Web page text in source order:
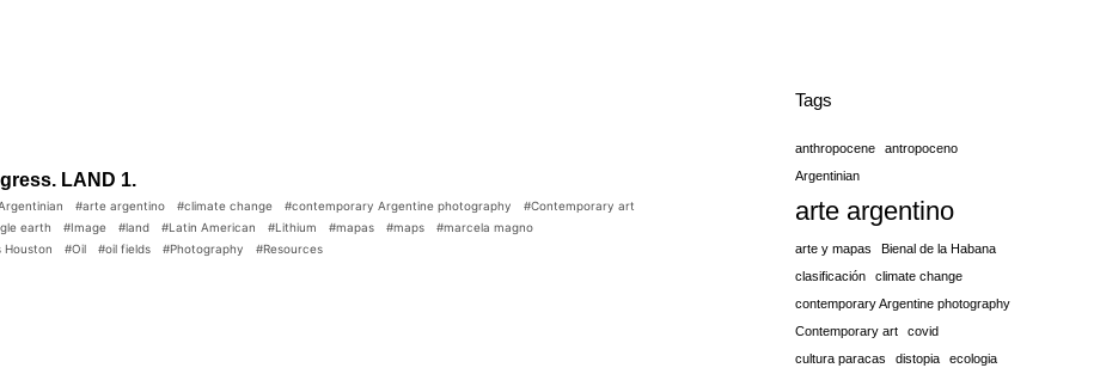
LAND 1.
#arte argentino #climate change #contemporary Argentine photography
#Contemporary art
earth #Image #land #Latin American #Lithium #mapas #maps
#marcela magno
Houston
#Oil #oil fields #Photography #Resources
Tags
anthropocene
antropoceno
Argentinian
arte argentino
arte y mapas
Bienal de la Habana
clasificación
climate change
contemporary Argentine photography
Contemporary art
covid
cultura paracas
distopia
ecologia